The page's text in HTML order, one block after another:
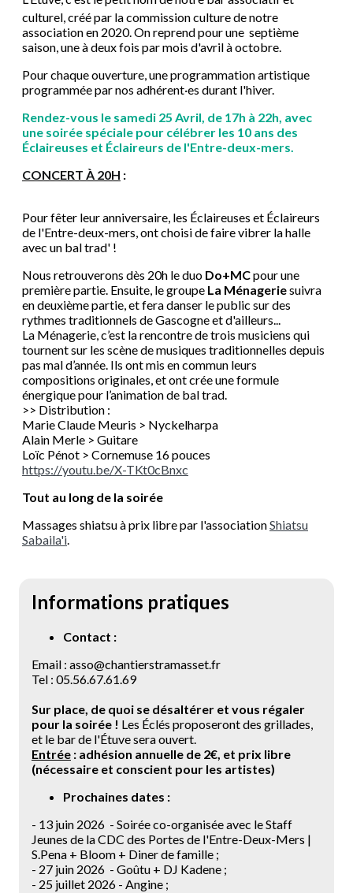
culturel, créé par la commission culture de notre
association en 2020. On reprend pour une septième
saison, une à deux fois par mois d'avril à octobre.
Pour chaque ouverture, une programmation artistique
programmée par nos adhérent·es durant l'hiver.
Rendez-vous le samedi 25 Avril, de 17h à 22h, avec
une soirée spéciale pour célébrer les 10 ans des
Éclaireuses et Éclaireurs de l'Entre-deux-mers.
CONCERT À 20H :
Pour fêter leur anniversaire, les Éclaireuses et Éclaireurs
de l'Entre-deux-mers, ont choisi de faire vibrer la halle
avec un bal trad' !
Nous retrouverons dès 20h le duo Do+MCpour une
première partie. Ensuite, le groupe La Ménageriesuivra
en deuxième partie, et fera danser le public sur des
rythmes traditionnels de Gascogne et d'ailleurs...
La Ménagerie, c’est la rencontre de trois musiciens qui
tournent sur les scène de musiques traditionnelles depuis
pas mal d’année. Ils ont mis en commun leurs
compositions originales, et ont crée une formule
énergique pour l’animation de bal trad.
>> Distribution :
Marie Claude Meuris > Nyckelharpa
Alain Merle > Guitare
Loïc Pénot > Cornemuse 16 pouces
https://youtu.be/X-TKt0cBnxc
Tout au long de la soirée
Massages shiatsu à prix libre par l'associationShiatsu
Sabaila'i
Informations pratiques
Contact :
Email : asso@chantierstramasset.fr
Tel : 05.56.67.61.69
Sur place, de quoi se désaltérer et vous régaler
pour la soirée ! Les Éclés proposeront des grillades,
et le bar de l'Étuve sera ouvert.
Entrée : adhésion annuelle de 2€, et prix libre
(nécessaire et conscient pour les artistes)
Prochaines dates :
- 13 juin 2026 - Soirée co-organisée avec le Staff
Jeunes de la CDC des Portes de l'Entre-Deux-Mers |
S.Pena + Bloom + Diner de famille ;
- 27 juin 2026 - Goûtu + DJ Kadene ;
- 25 juillet 2026 - Angine ;